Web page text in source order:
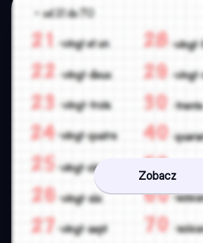
Zobacz